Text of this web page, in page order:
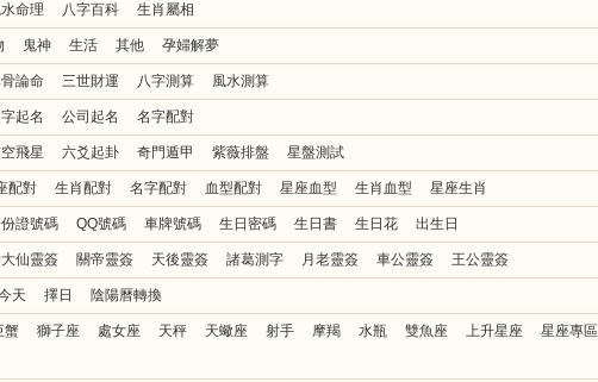
命理 八字百科 生肖屬相
鬼神 生活 其他 孕婦解夢
論命 三世財運 八字測算 風水測算
起名 公司起名 名字配對
飛星 六爻起卦 奇門遁甲 紫薇排盤 星盤測試
配對 生肖配對 名字配對 血型配對 星座血型 生肖血型 星座生肖
證號碼 QQ號碼 車牌號碼 生日密碼 生日書 生日花 出生日
仙靈簽 關帝靈簽 天後靈簽 諸葛測字 月老靈簽 車公靈簽 王公靈簽
天 擇日 陰陽曆轉換
蟹 獅子座 處女座 天秤 天蠍座 射手 摩羯 水瓶 雙魚座 上升星座
星座專區